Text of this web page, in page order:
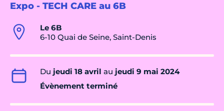
Expo - TECH CARE au 6B
Le 6B
6-10 Quai de Seine, Saint-Denis
Du jeudi 18 avril au jeudi 9 mai 2024
Évènement terminé